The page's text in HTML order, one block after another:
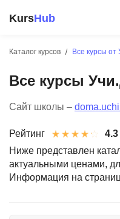
KursHub
Каталог курсов Все курсы от
Все курсы
Сайт школы –
Рейтинг
4.3
Ниже представлен
актуальными ценами,
Информация на
Разработка